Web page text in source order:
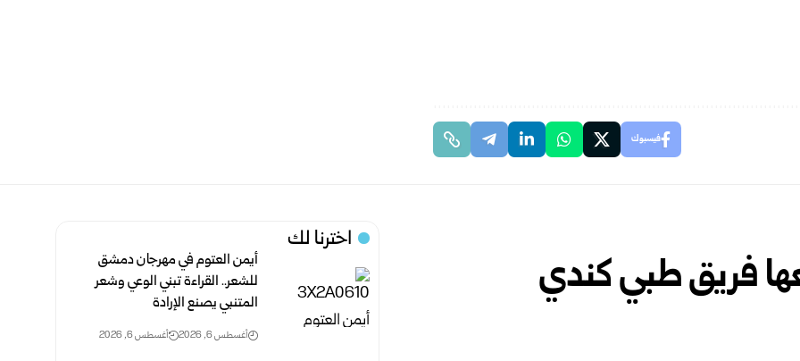
فيسبوك
فريق طبي كندي
اخترنا لك
أيمن العتوم في مهرجان دمشق
للشعر.. القراءة تبني الوعي وشعر
المتنبي يصنع الإرادة
أغسطس 6, 2026 أغسطس 6, 2026